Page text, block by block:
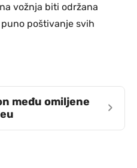
vožnja biti održana
poštivanje svih
među omiljene
›